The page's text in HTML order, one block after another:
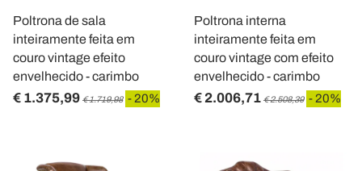
Poltrona de sala
inteiramente feita em
couro vintage efeito
envelhecido - carimbo
€ 1.375,99 € 1.719,98 - 20%
Poltrona interna
inteiramente feita em
couro vintage com efeito
envelhecido - carimbo
€ 2.006,71 € 2.508,39 - 20%